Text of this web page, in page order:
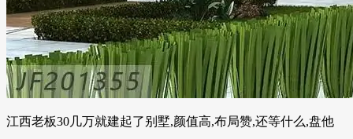
江西老板30几万就建起了别墅,颜值高,布局赞,还等什么,盘他